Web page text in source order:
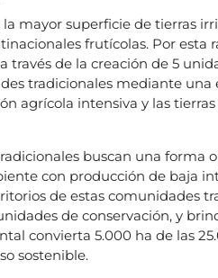
la mayor superficie de tierras
frutícolas. Por esta
través de la creación de 5
tradicionales mediante una
agrícola intensiva y las
buscan una forma
con producción de baja
de estas comunidades
de conservación, y
convierta 5.000 ha de las
sostenible.